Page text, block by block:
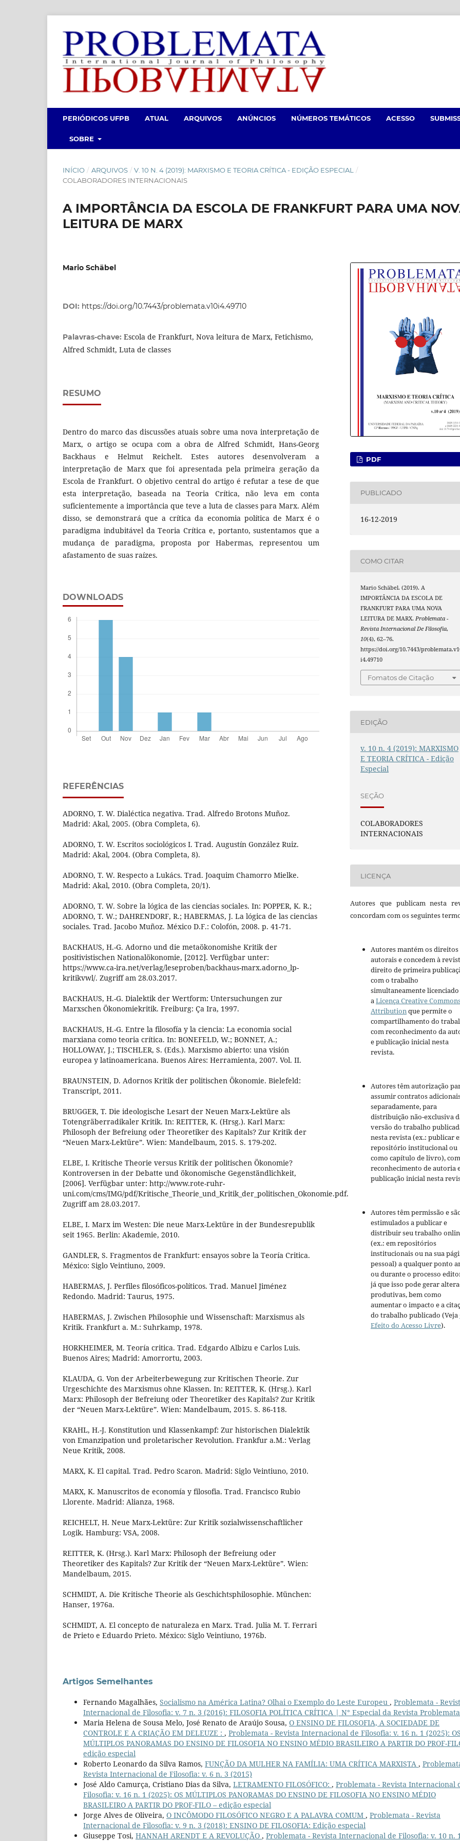
PERIÓDICOS UFPB ATUAL ARQUIVOS ANÚNCIOS NÚMEROS TEMÁTICOS ACESSO
SOBRE
INÍCIO / ARQUIVOS / V. 10 N. 4 (2019): MARXISMO E TEORIA CRÍTICA - EDIÇÃO ESPECIAL
/
COLABORADORES INTERNACIONAIS
A IMPORTÂNCIA DA ESCOLA DE FRANKFURT PARA UMA
LEITURA DE MARX
Mario Schäbel
DOI: https://doi.org/10.7443/problemata.v10i4.49710
Palavras-chave: Escola de Frankfurt, Nova leitura de Marx, Fetichismo,
Alfred Schmidt, Luta de classes
RESUMO
Dentro do marco das discussões atuais sobre uma nova interpretação de
Marx, o artigo se ocupa com a obra de Alfred Schmidt, Hans-Georg
Backhaus e Helmut Reichelt. Estes autores desenvolveram a
interpretação de Marx que foi apresentada pela primeira geração da
Escola de Frankfurt. O objetivo central do artigo é refutar a tese de que
esta interpretação, baseada na Teoria Crítica, não leva em conta
suficientemente a importância que teve a luta de classes para Marx. Além
disso, se demonstrará que a crítica da economia política de Marx é o
paradigma indubitável da Teoria Crítica e, portanto, sustentamos que a
mudança de paradigma, proposta por Habermas, representou um
afastamento de suas raízes.
DOWNLOADS
REFERÊNCIAS
ADORNO, T. W. Dialéctica negativa. Trad. Alfredo Brotons Muñoz.
Madrid: Akal, 2005. (Obra Completa, 6).
ADORNO, T. W. Escritos sociológicos I. Trad. Augustín González Ruiz.
Madrid: Akal, 2004. (Obra Completa, 8).
ADORNO, T. W. Respecto a Lukács. Trad. Joaquim Chamorro Mielke.
Madrid: Akal, 2010. (Obra Completa, 20/1).
ADORNO, T. W. Sobre la lógica de las ciencias sociales. In: POPPER, K. R.;
ADORNO, T. W.; DAHRENDORF, R.; HABERMAS, J. La lógica de las ciencias
sociales. Trad. Jacobo Muñoz. México D.F.: Colofón, 2008. p. 41-71.
BACKHAUS, H.-G. Adorno und die metaökonomishe Kritik der
positivistischen Nationalökonomie, [2012]. Verfügbar unter:
https://www.ca-ira.net/verlag/leseproben/backhaus-marx.adorno_lp-
kritikvwl/. Zugriff am 28.03.2017.
BACKHAUS, H.-G. Dialektik der Wertform: Untersuchungen zur
Marxschen Ökonomiekritik. Freiburg: Ça Ira, 1997.
BACKHAUS, H.-G. Entre la filosofía y la ciencia: La economia social
marxiana como teoria crítica. In: BONEFELD, W.; BONNET, A.;
HOLLOWAY, J.; TISCHLER, S. (Eds.). Marxismo abierto: una visión
europea y latinoamericana. Buenos Aires: Herramienta, 2007. Vol. II.
BRAUNSTEIN, D. Adornos Kritik der politischen Ökonomie. Bielefeld:
Transcript, 2011.
BRUGGER, T. Die ideologische Lesart der Neuen Marx-Lektüre als
Totengräberradikaler Kritik. In: REITTER, K. (Hrsg.). Karl Marx:
Philosoph der Befreiung oder Theoretiker des Kapitals? Zur Kritik der
“Neuen Marx-Lektüre”. Wien: Mandelbaum, 2015. S. 179-202.
ELBE, I. Kritische Theorie versus Kritik der politischen Ökonomie?
Kontroversen in der Debatte und ökonomische Gegenständlichkeit,
[2006]. Verfügbar unter: http://www.rote-ruhr-
uni.com/cms/IMG/pdf/Kritische_Theorie_und_Kritik_der_politischen_Okonomie.pdf.
Zugriff am 28.03.2017.
ELBE, I. Marx im Westen: Die neue Marx-Lektüre in der Bundesrepublik
seit 1965. Berlin: Akademie, 2010.
GANDLER, S. Fragmentos de Frankfurt: ensayos sobre la Teoría Critica.
México: Siglo Veintiuno, 2009.
HABERMAS, J. Perfiles filosóficos-políticos. Trad. Manuel Jiménez
Redondo. Madrid: Taurus, 1975.
HABERMAS, J. Zwischen Philosophie und Wissenschaft: Marxismus als
Kritik. Frankfurt a. M.: Suhrkamp, 1978.
HORKHEIMER, M. Teoría critica. Trad. Edgardo Albizu e Carlos Luis.
Buenos Aires; Madrid: Amorrortu, 2003.
KLAUDA, G. Von der Arbeiterbewegung zur Kritischen Theorie. Zur
Urgeschichte des Marxismus ohne Klassen. In: REITTER, K. (Hrsg.). Karl
Marx: Philosoph der Befreiung oder Theoretiker des Kapitals? Zur Kritik
der “Neuen Marx-Lektüre”. Wien: Mandelbaum, 2015. S. 86-118.
KRAHL, H.-J. Konstitution und Klassenkampf: Zur historischen Dialektik
von Emanzipation und proletarischer Revolution. Frankfur a.M.: Verlag
Neue Kritik, 2008.
MARX, K. El capital. Trad. Pedro Scaron. Madrid: Siglo Veintiuno, 2010.
MARX, K. Manuscritos de economía y filosofia. Trad. Francisco Rubio
Llorente. Madrid: Alianza, 1968.
REICHELT, H. Neue Marx-Lektüre: Zur Kritik sozialwissenschaftlicher
Logik. Hamburg: VSA, 2008.
REITTER, K. (Hrsg.). Karl Marx: Philosoph der Befreiung oder
Theoretiker des Kapitals? Zur Kritik der “Neuen Marx-Lektüre”. Wien:
Mandelbaum, 2015.
SCHMIDT, A. Die Kritische Theorie als Geschichtsphilosophie. München:
Hanser, 1976a.
SCHMIDT, A. El concepto de naturaleza en Marx. Trad. Julia M. T. Ferrari
de Prieto e Eduardo Prieto. México: Siglo Veintiuno, 1976b.
PDF
PUBLICADO
16-12-2019
COMO CITAR
Mario Schäbel. (2019). A
IMPORTÂNCIA DA ESCOLA DE
FRANKFURT PARA UMA NOVA
LEITURA DE MARX. Problemata -
Revista Internacional De Filosofia,
10(4), 62–76.
https://doi.org/10.7443/
i4.49710
Fomatos de Citação
EDIÇÃO
v. 10 n. 4 (2019): MARXISMO
E TEORIA CRÍTICA - Edição
Especial
SEÇÃO
COLABORADORES
INTERNACIONAIS
LICENÇA
Autores que publicam nesta
concordam com os seguintes
Autores mantém os direitos
autorais e concedem à
direito de primeira
com o trabalho
simultaneamente
aLicença Creative
Attributionque permite o
compartilhamento do
com reconhecimento da
e publicação inicial nesta
revista.
Autores têm autorização
assumir contratos
separadamente, para
distribuição não-exclusiva
versão do trabalho
nesta revista (ex.: publicar
repositório institucional ou
como capítulo de livro), com
reconhecimento de autoria
publicação inicial nesta
Autores têm permissão e
estimulados a publicar e
distribuir seu trabalho
(ex.: em repositórios
institucionais ou na sua
pessoal) a qualquer ponto
ou durante o processo
já que isso pode gerar
produtivas, bem como
aumentar o impacto e a
do trabalho publicado (Veja
Efeito do Acesso Livre).
Artigos Semelhantes
Fernando Magalhães, Socialismo na América Latina? Olhai o Exemplo do Leste Europeu , Problemata -
Internacional de Filosofia: v. 7 n. 3 (2016): FILOSOFIA POLÍTICA CRÍTICA | N° Especial da Revista Problemata
Maria Helena de Sousa Melo, José Renato de Araújo Sousa, O ENSINO DE FILOSOFIA, A SOCIEDADE DE
CONTROLE E A CRIAÇÃO EM DELEUZE : , Problemata - Revista Internacional de Filosofia: v. 16 n. 1 (2025):
MÚLTIPLOS PANORAMAS DO ENSINO DE FILOSOFIA NO ENSINO MÉDIO BRASILEIRO A PARTIR DO PROF-
edição especial
Roberto Leonardo da Silva Ramos, FUNÇÃO DA MULHER NA FAMÍLIA: UMA CRÍTICA MARXISTA ,
Revista Internacional de Filosofia: v. 6 n. 3 (2015)
José Aldo Camurça, Cristiano Dias da Silva, LETRAMENTO FILOSÓFICO: , Problemata - Revista Internacional
Filosofia: v. 16 n. 1 (2025): OS MÚLTIPLOS PANORAMAS DO ENSINO DE FILOSOFIA NO ENSINO MÉDIO
BRASILEIRO A PARTIR DO PROF-FILO – edição especial
Jorge Alves de Oliveira, O INCÔMODO FILOSÓFICO NEGRO E A PALAVRA COMUM , Problemata - Revista
Internacional de Filosofia: v. 9 n. 3 (2018): ENSINO DE FILOSOFIA: Edição especial
Giuseppe Tosi, HANNAH ARENDT E A REVOLUÇÃO , Problemata - Revista Internacional de Filosofia: v. 10 n.